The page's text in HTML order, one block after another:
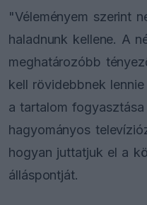
"Véleményem szerint
haladnunk kellene. A
meghatározóbb
kell rövidebbnek
a tartalom
hagyományos
hogyan juttatjuk el a
álláspontját.